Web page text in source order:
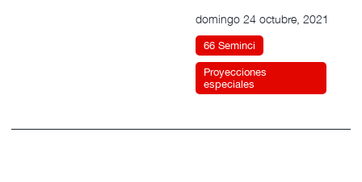
domingo 24 octubre, 2021
66 Seminci
Proyecciones
especiales